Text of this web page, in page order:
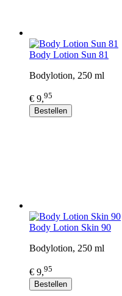
Body Lotion Sun 81
Bodylotion, 250 ml
€ 9,95
Bestellen
Body Lotion Skin 90
Bodylotion, 250 ml
€ 9,95
Bestellen